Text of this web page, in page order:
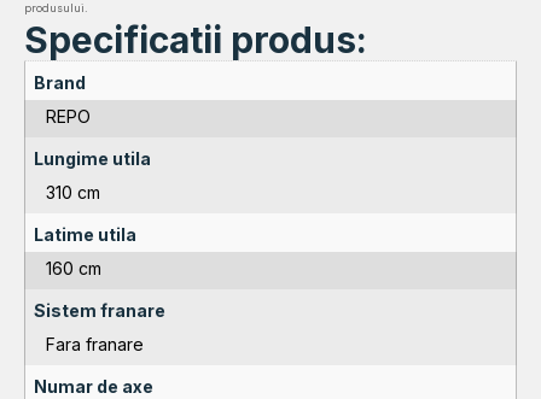
produsului.
Specificatii produs:
Brand
REPO
Lungime utila
310 cm
Latime utila
160 cm
Sistem franare
Fara franare
Numar de axe